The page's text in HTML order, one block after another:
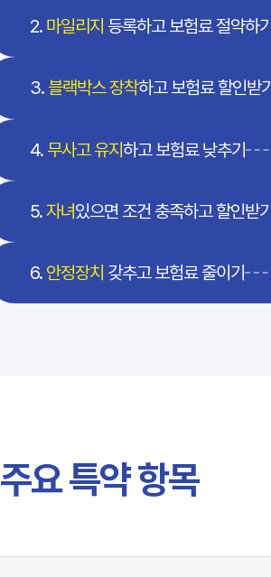
2. 마일리지 등록하고 보험료 절약하기
3. 블랙박스 장착하고 보험료 할인받기
4. 무사고 유지하고 보험료 낮추기
5.자녀있으면 조건 충족하고 할인받기
6. 안정장치 갖추고 보험료 줄이기
주요 특약 항목